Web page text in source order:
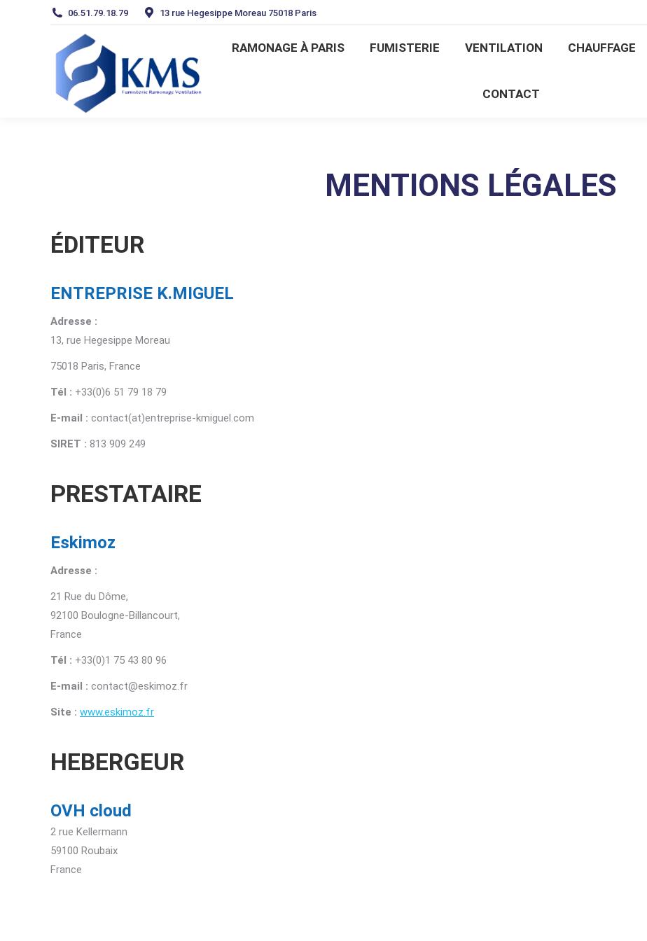
06.51.79.18.79 13 rue Hegesippe Moreau 75018 Paris
RAMONAGE À PARIS FUMISTERIE VENTILATION CHAUFFAGE
CONTACT
MENTIONS LÉGALES
ÉDITEUR
ENTREPRISE K.MIGUEL
Adresse :
13, rue Hegesippe Moreau
75018 Paris, France
Tél : +33(0)6 51 79 18 79
E-mail : contact(at)entreprise-kmiguel.com
SIRET : 813 909 249
PRESTATAIRE
Eskimoz
Adresse :
21 Rue du Dôme,
92100 Boulogne-Billancourt,
France
Tél : +33(0)1 75 43 80 96
E-mail : contact@eskimoz.fr
Site : www.eskimoz.fr
HEBERGEUR
OVH cloud
2 rue Kellermann
59100 Roubaix
France
RAMONAGE À PARIS FUMISTERIE VENTILATION CHAUFFAGE